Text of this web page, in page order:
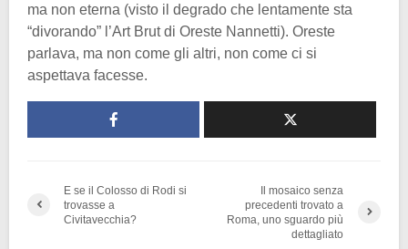
ma non eterna (visto il degrado che lentamente sta
“divorando” l’Art Brut di Oreste Nannetti). Oreste
parlava, ma non come gli altri, non come ci si
aspettava facesse.
E se il Colosso di Rodi si
trovasse a
Civitavecchia?
Il mosaico senza
precedenti trovato a
Roma, uno sguardo più
dettagliato